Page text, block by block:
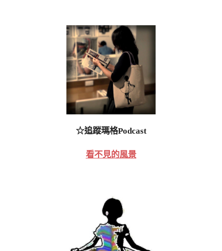
☆追蹤瑪格Podcast
看不見的風景